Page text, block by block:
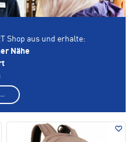
Shop aus und erhalte:
Nähe
UND PRODUKTE ANZEIGEN